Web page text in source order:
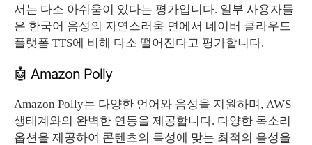
서는 다소 아쉬움이 있다는 평가입니다. 일부 사용자들
은 한국어 음성의 자연스러움 면에서 네이버 클라우드
플랫폼 TTS에 비해 다소 떨어진다고 평가합니다.
🤖 Amazon Polly
Amazon Polly는 다양한 언어와 음성을 지원하며, AWS
생태계와의 완벽한 연동을 제공합니다. 다양한 목소리
옵션을 제공하여 콘텐츠의 특성에 맞는 최적의 음성을